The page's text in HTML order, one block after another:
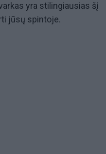
yra stilingiausias šį
jūsų spintoje.